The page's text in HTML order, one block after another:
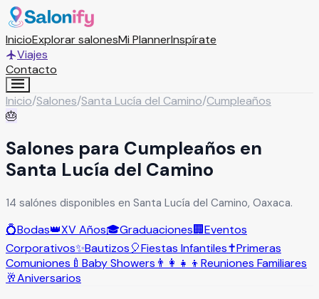
InicioExplorar salonesMi PlannerInspírate
Viajes
Contacto
Inicio/Salones/Santa Lucía del Camino/Cumpleaños
🎂
Salones para Cumpleaños en
Santa Lucía del Camino
14 salónes disponibles en Santa Lucía del Camino, Oaxaca.
💍Bodas👑XV Años🎓Graduaciones🏢Eventos
Corporativos✨Bautizos🎈Fiestas Infantiles✝️Primeras
Comuniones 🍼 Baby Showers 👨‍👩‍👧‍👦 Reuniones Familiares
🥂Aniversarios